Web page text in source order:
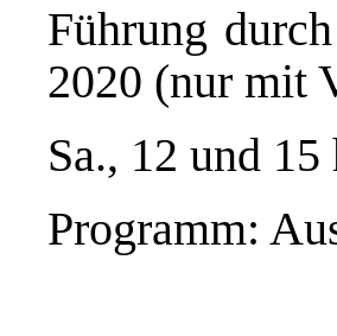
Führung
2020 (nur mit
Sa., 12 und
Programm: